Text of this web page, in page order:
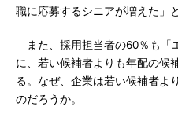
職に応募するシニアが増えた」
また、採用担当者の60％も「
に、若い候補者よりも年配の候
る。なぜ、企業は若い候補者よ
のだろうか。